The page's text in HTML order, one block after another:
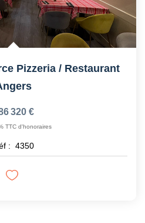
Pizzeria / Restaurant
320 €
TTC d'honoraires
: 4350